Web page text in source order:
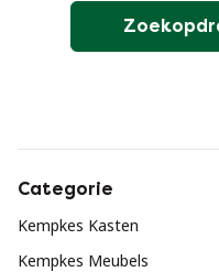
Categorie
Kempkes Kasten
Kempkes Meubels